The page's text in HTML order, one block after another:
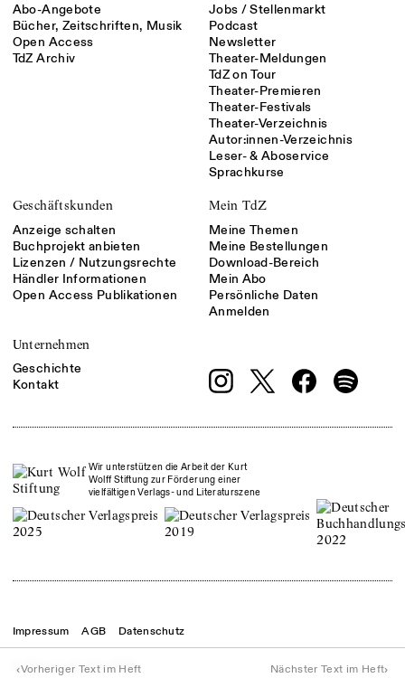
‹Vorheriger Text im Heft Nächster Text im Heft›
Abo-Angebote
Bücher, Zeitschriften, Musik
Open Access
TdZ Archiv
Jobs / Stellenmarkt
Podcast
Newsletter
Theater-Meldungen
TdZ on Tour
Theater-Premieren
Theater-Festivals
Theater-Verzeichnis
Autor:innen-Verzeichnis
Leser- & Aboservice
Sprachkurse
Geschäftskunden
Anzeige schalten
Buchprojekt anbieten
Lizenzen / Nutzungsrechte
Händler Informationen
Open Access Publikationen
Mein TdZ
Meine Themen
Meine Bestellungen
Download-Bereich
Mein Abo
Persönliche Daten
Anmelden
Unternehmen
Geschichte
Kontakt
Wir unterstützen die Arbeit der Kurt
Wolff Stiftung zur Förderung einer
vielfältigen Verlags- und Literaturszene
© Theater der Zeit2026
Impressum AGB Datenschutz